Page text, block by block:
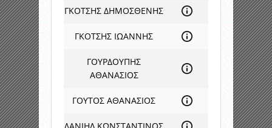
ΓΚΟΤΣΗΣ ΔΗΜΟΣΘΕΝΗΣ
ΓΚΟΤΣΗΣ ΙΩΑΝΝΗΣ
ΓΟΥΡΔΟΥΠΗΣ
ΑΘΑΝΑΣΙΟΣ
ΓΟΥΤΟΣ ΑΘΑΝΑΣΙΟΣ